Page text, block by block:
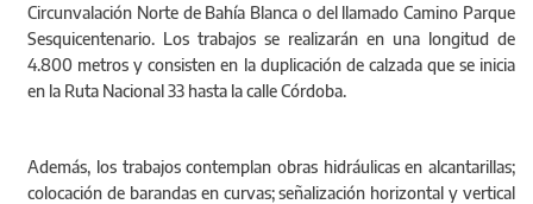
Circunvalación Norte de Bahía Blanca o del llamado Camino Parque
Sesquicentenario. Los trabajos se realizarán en una longitud de
4.800 metros y consisten en la duplicación de calzada que se inicia
en la Ruta Nacional 33 hasta la calle Córdoba.
Además, los trabajos contemplan obras hidráulicas en alcantarillas;
colocación de barandas en curvas; señalización horizontal y vertical